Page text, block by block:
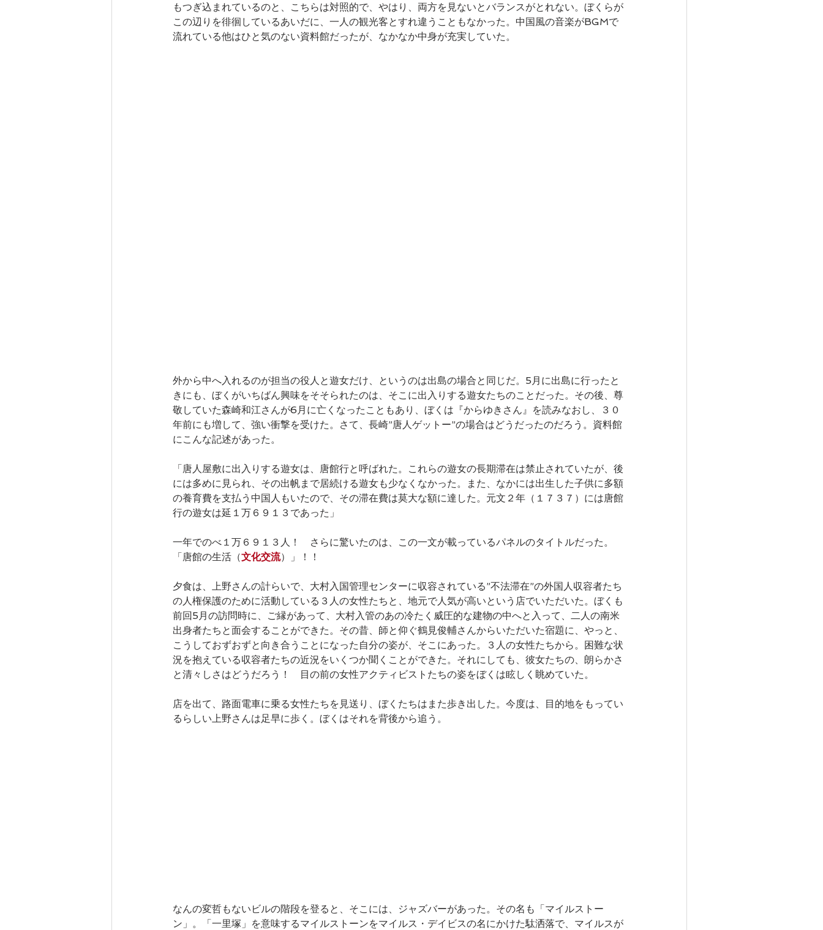
もつぎ込まれているのと、こちらは対照的で、やはり、両方を見ないとバランスがとれない。ぼくらが
この辺りを徘徊しているあいだに、一人の観光客とすれ違うこともなかった。中国風の音楽がBGMで
流れている他はひと気のない資料館だったが、なかなか中身が充実していた。
外から中へ入れるのが担当の役人と遊女だけ、というのは出島の場合と同じだ。5月に出島に行ったと
きにも、ぼくがいちばん興味をそそられたのは、そこに出入りする遊女たちのことだった。その後、尊
敬していた森崎和江さんが6月に亡くなったこともあり、ぼくは『からゆきさん』を読みなおし、３０
年前にも増して、強い衝撃を受けた。さて、長崎”唐人ゲットー”の場合はどうだったのだろう。資料館
にこんな記述があった。
「唐人屋敷に出入りする遊女は、唐館行と呼ばれた。これらの遊女の長期滞在は禁止されていたが、後
には多めに見られ、その出帆まで居続ける遊女も少なくなかった。また、なかには出生した子供に多額
の養育費を支払う中国人もいたので、その滞在費は莫大な額に達した。元文２年（１７３７）には唐館
行の遊女は延１万６９１３であった」
一年でのべ１万６９１３人！　さらに驚いたのは、この一文が載っているパネルのタイトルだった。
「唐館の生活（文化交流）」！！
夕食は、上野さんの計らいで、大村入国管理センターに収容されている”不法滞在”の外国人収容者たち
の人権保護のために活動している３人の女性たちと、地元で人気が高いという店でいただいた。ぼくも
前回5月の訪問時に、ご縁があって、大村入管のあの冷たく威圧的な建物の中へと入って、二人の南米
出身者たちと面会することができた。その昔、師と仰ぐ鶴見俊輔さんからいただいた宿題に、やっと、
こうしておずおずと向き合うことになった自分の姿が、そこにあった。３人の女性たちから。困難な状
況を抱えている収容者たちの近況をいくつか聞くことができた。それにしても、彼女たちの、朗らかさ
と清々しさはどうだろう！　目の前の女性アクティビストたちの姿をぼくは眩しく眺めていた。
店を出て、路面電車に乗る女性たちを見送り、ぼくたちはまた歩き出した。今度は、目的地をもってい
るらしい上野さんは足早に歩く。ぼくはそれを背後から追う。
なんの変哲もないビルの階段を登ると、そこには、ジャズバーがあった。その名も「マイルストー
ン」。「一里塚」を意味するマイルストーンをマイルス・デイビスの名にかけた駄洒落で、マイルスが